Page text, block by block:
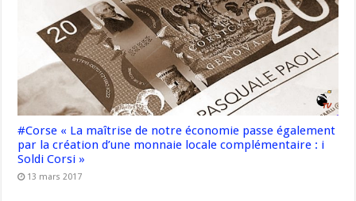
#Corse « La maîtrise de notre économie passe également
par la création d’une monnaie locale complémentaire : i
Soldi Corsi »
13 mars 2017